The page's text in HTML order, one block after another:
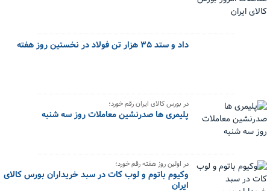
داد و ستد ۳۵ هزار تن فولاد در نخستین روز هفته
در بورس کالای ایران رقم خورد؛
پلیمری ها صدرنشین معاملات روز سه شنبه
در اولین روز هفته رقم خورد؛
وکیوم باتوم و لوب کات در سبد خریداران بورس کالای
ایران